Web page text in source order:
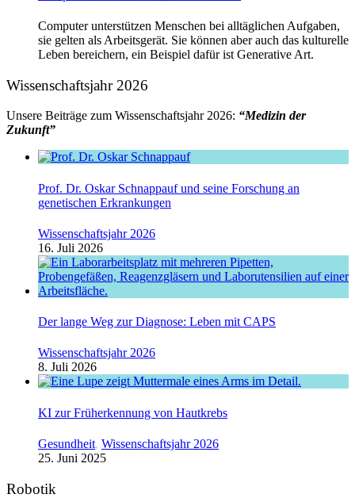
Computer unterstützen Menschen bei alltäglichen Aufgaben,
sie gelten als Arbeitsgerät. Sie können aber auch das kulturelle
Leben bereichern, ein Beispiel dafür ist Generative Art.
Wissenschaftsjahr 2026
Unsere Beiträge zum Wissenschaftsjahr 2026: “Medizin der
Zukunft”
Prof. Dr. Oskar Schnappauf und seine Forschung an
genetischen Erkrankungen
Wissenschaftsjahr 2026
16. Juli 2026
Der lange Weg zur Diagnose: Leben mit CAPS
Wissenschaftsjahr 2026
8. Juli 2026
KI zur Früherkennung von Hautkrebs
Gesundheit, Wissenschaftsjahr 2026
25. Juni 2025
Robotik